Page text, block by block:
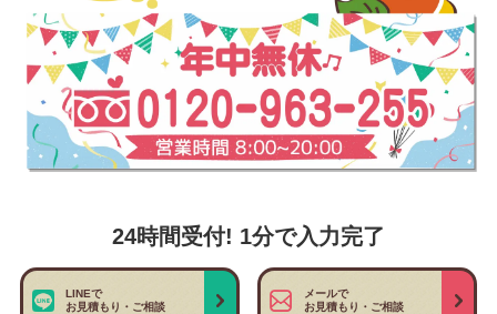
24時間受付! 1分で入力完了
LINEで
お見積もり・ご相談
メールで
お見積もり・ご相談